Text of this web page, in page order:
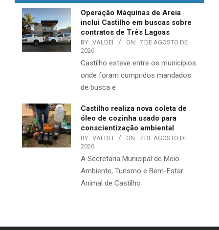
Operação Máquinas de Areia
inclui Castilho em buscas sobre
contratos de Três Lagoas
BY: VALDEI ON: 7 DE AGOSTO DE
2026
Castilho esteve entre os municípios
onde foram cumpridos mandados
de busca e
Castilho realiza nova coleta de
óleo de cozinha usado para
conscientização ambiental
BY: VALDEI ON: 7 DE AGOSTO DE
2026
A Secretaria Municipal de Meio
Ambiente, Turismo e Bem-Estar
Animal de Castilho